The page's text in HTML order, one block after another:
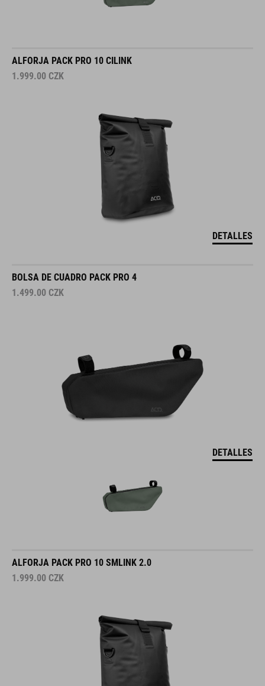
ALFORJA PACK PRO 10 CILINK
1.999.00 CZK
DETALLES
BOLSA DE CUADRO PACK PRO 4
1.499.00 CZK
DETALLES
ALFORJA PACK PRO 10 SMLINK 2.0
1.999.00 CZK